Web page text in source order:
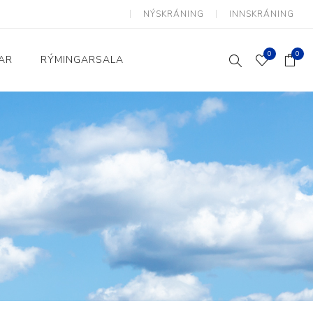
NÝSKRÁNING INNSKRÁNING
Heimili og skrifstofa
Baðherbergi
Eldhús
Lyftihægindastólar
Stólar og vinnuvernd
Athafnir daglegs lífs
RÝMINGARSALA 0 0